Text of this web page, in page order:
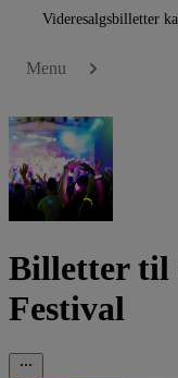
Videresalgsbilletter
Menu
Billetter til
Festival